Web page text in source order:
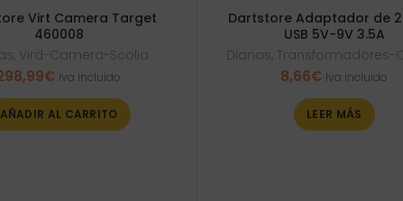
Virt Camera Target
460008
, Vird-Camera-Scolia
€ Iva incluido
AÑADIR AL CARRITO
Dartstore Adaptador de
USB 5V-9V 3.5A
Dianas, Transformadores-
8,66€ Iva incluido
LEER MÁS